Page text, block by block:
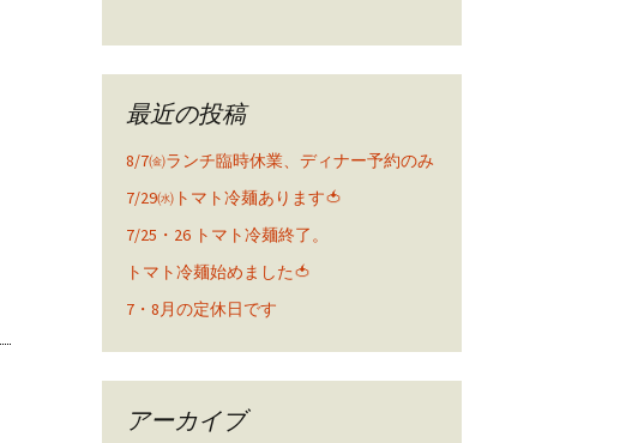
最近の投稿
8/7㈮ランチ臨時休業、ディナー予約のみ
7/29㈬トマト冷麺あります🍅
7/25・26 トマト冷麺終了。
トマト冷麺始めました🍅
7・8月の定休日です
アーカイブ